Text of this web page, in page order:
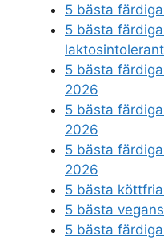
5 bästa
5 bästa
5 bästa
2026
5 bästa
2026
5 bästa
2026
5 bästa
5 bästa
5 bästa